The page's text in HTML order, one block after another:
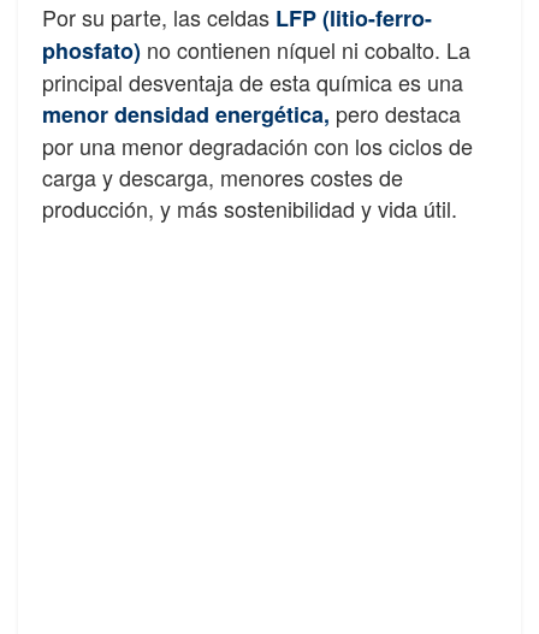
Por su parte, las celdas LFP (litio-ferro-
phosfato) no contienen níquel ni cobalto. La
principal desventaja de esta química es una
menor densidad energética, pero destaca
por una menor degradación con los ciclos de
carga y descarga, menores costes de
producción, y más sostenibilidad y vida útil.